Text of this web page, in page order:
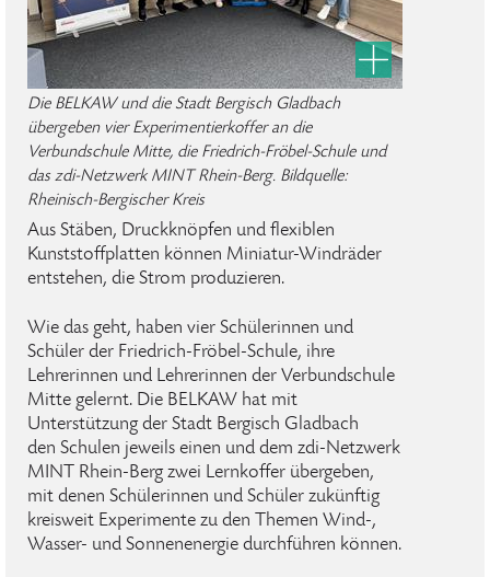
Die BELKAW und die Stadt Bergisch Gladbach
übergeben vier Experimentierkoffer an die
Verbundschule Mitte, die Friedrich-Fröbel-Schule und
das zdi-Netzwerk MINT Rhein-Berg. Bildquelle:
Rheinisch-Bergischer Kreis
Aus Stäben, Druckknöpfen und flexiblen
Kunststoffplatten können Miniatur-Windräder
entstehen, die Strom produzieren.
Wie das geht, haben vier Schülerinnen und
Schüler der Friedrich-Fröbel-Schule, ihre
Lehrerinnen und Lehrerinnen der Verbundschule
Mitte gelernt. Die BELKAW hat mit
Unterstützung der Stadt Bergisch Gladbach
den Schulen jeweils einen und dem zdi-Netzwerk
MINT Rhein-Berg zwei Lernkoffer übergeben,
mit denen Schülerinnen und Schüler zukünftig
kreisweit Experimente zu den Themen Wind-,
Wasser- und Sonnenenergie durchführen können.